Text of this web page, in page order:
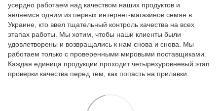
усердно работаем над качеством наших продуктов и
являемся одним из первых интернет-магазинов семян в
Украине, кто ввел тщательный контроль качества на всех
этапах работы. Мы хотим, чтобы наши клиенты были
удовлетворены и возвращались к нам снова и снова. Мы
работаем только с проверенными мировыми поставщиками.
Каждая единица продукции проходит четырехуровневый этап
проверки качества перед тем, как попасть на прилавки.